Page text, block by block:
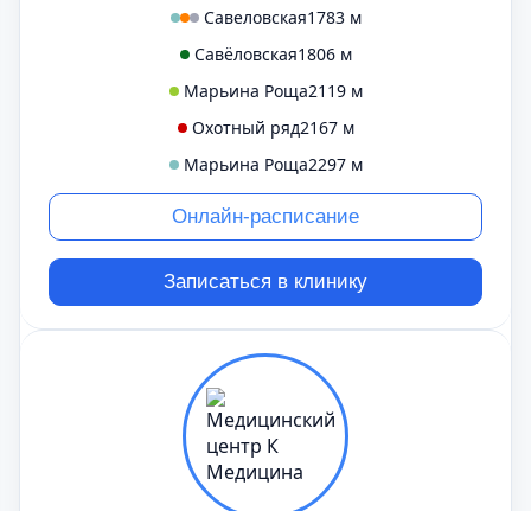
Савеловская1783 м
Савёловская1806 м
Марьина Роща2119 м
Охотный ряд2167 м
Марьина Роща2297 м
Онлайн-расписание
Записаться в клинику